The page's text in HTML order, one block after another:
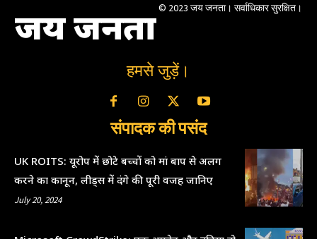
जय जनता © 2023 जय जनता। सर्वाधिकार सुरक्षित।
हमसे जुड़ें।
संपादक की पसंद
UK ROITS: यूरोप में छोटे बच्चों को मां बाप से अलग
करने का कानून, लीड्स में दंगे की पूरी वजह जानिए
July 20, 2024